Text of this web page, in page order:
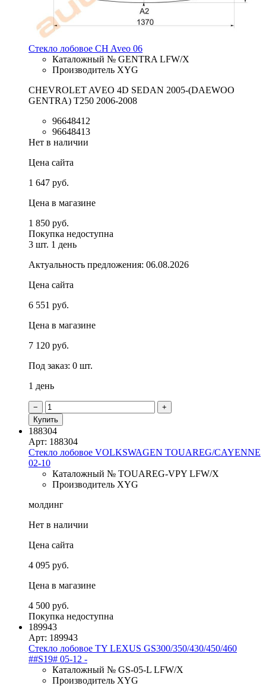
Стекло лобовое CH Aveo 06
Каталожный № GENTRA LFW/X
Производитель XYG
CHEVROLET AVEO 4D SEDAN 2005-(DAEWOO
GENTRA) T250 2006-2008
96648412
96648413
Нет в наличии
Цена сайта
1 647 руб.
Цена в магазине
1 850 руб.
Покупка недоступна
3 шт. 1 день
Актуальность предложения: 06.08.2026
Цена сайта
6 551 руб.
Цена в магазине
7 120 руб.
Под заказ: 0 шт.
1 день
−
+
Купить
188304
Арт: 188304
Стекло лобовое VOLKSWAGEN TOUAREG/CAYENNE
02-10
Каталожный № TOUAREG-VPY LFW/X
Производитель XYG
молдинг
Нет в наличии
Цена сайта
4 095 руб.
Цена в магазине
4 500 руб.
Покупка недоступна
189943
Арт: 189943
Стекло лобовое TY LEXUS GS300/350/430/450/460
##S19# 05-12 -
Каталожный № GS-05-L LFW/X
Производитель XYG